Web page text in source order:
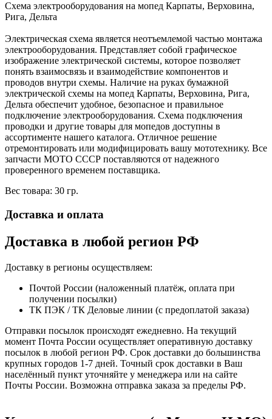
Схема электрооборудования на мопед Карпаты, Верховина,
Рига, Дельта
Электрическая схема является неотъемлемой частью монтажа
электрооборудования. Представляет собой графическое
изображение электрической системы, которое позволяет
понять взаимосвязь и взаимодействие компонентов и
проводов внутри схемы. Наличие на руках бумажной
электрической схемы на мопед Карпаты, Верховина, Рига,
Дельта обеспечит удобное, безопасное и правильное
подключение электрооборудования. Схема подключения
проводки и другие товары для мопедов доступны в
ассортименте нашего каталога. Отличное решение
отремонтировать или модифицировать вашу мототехнику. Все
запчасти МОТО СССР поставляются от надежного
проверенного временем поставщика.
Вес товара: 30 гр.
Доставка и оплата
Доставка в любой регион РФ
Доставку в регионы осуществляем:
Почтой России (наложенный платёж, оплата при
получении посылки)
ТК ПЭК / ТК Деловые линии (с предоплатой заказа)
Отправки посылок происходят ежедневно. На текущий
момент Почта России осуществляет оперативную доставку
посылок в любой регион РФ. Срок доставки до большинства
крупных городов 1-7 дней. Точный срок доставки в Ваш
населённый пункт уточняйте у менеджера или на сайте
Почты России. Возможна отправка заказа за пределы РФ.